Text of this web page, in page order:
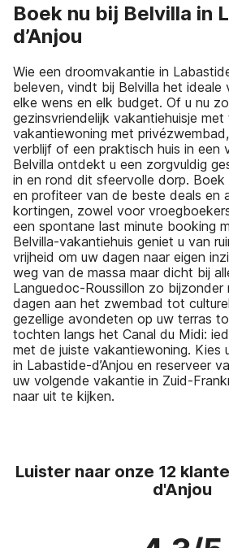
Boek nu bij Belvilla in
d’Anjou
Wie een droomvakantie in
beleven, vindt bij Belvilla het ideale
elke wens en elk budget. Of u nu
gezinsvriendelijk vakantiehuisje
vakantiewoning met
verblijf of een praktisch huis in een
Belvilla ontdekt u een zorgvuldig
in en rond dit sfeervolle dorp. Boek
en profiteer van de beste deals en
kortingen, zowel voor
een spontane last minute booking
Belvilla-vakantiehuis geniet u van
vrijheid om uw dagen naar eigen
weg van de massa maar dicht bij
Languedoc-Roussillon zo bijzonder
dagen aan het zwembad tot
gezellige avondeten op uw terras
tochten langs het Canal du Midi:
met de juiste vakantiewoning. Kies
in Labastide-d’Anjou en reserveer
uw volgende vakantie in Zuid-
naar uit te kijken.
Luister naar onze 12
d'Anjou